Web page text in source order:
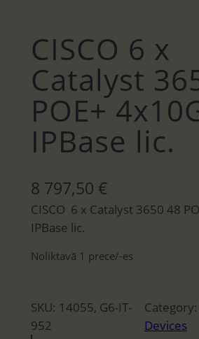
CISCO 6 x
Catalyst
POE+
IPBase lic.
8 797,50 €
CISCO 6 x Catalyst 3650 48
IPBase lic.
Noliktavā 1 prece/-es
SKU: 14055, G6-IT-
952
Category:
Devices